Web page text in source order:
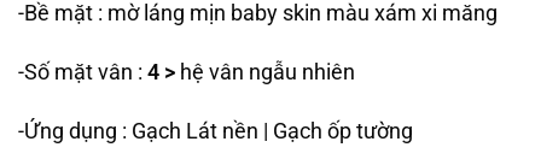
-Bề mặt : mờ láng mịn baby skin màu xám xi măng
-Số mặt vân : 4 > hệ vân ngẫu nhiên
-Ứng dụng : Gạch Lát nền | Gạch ốp tường